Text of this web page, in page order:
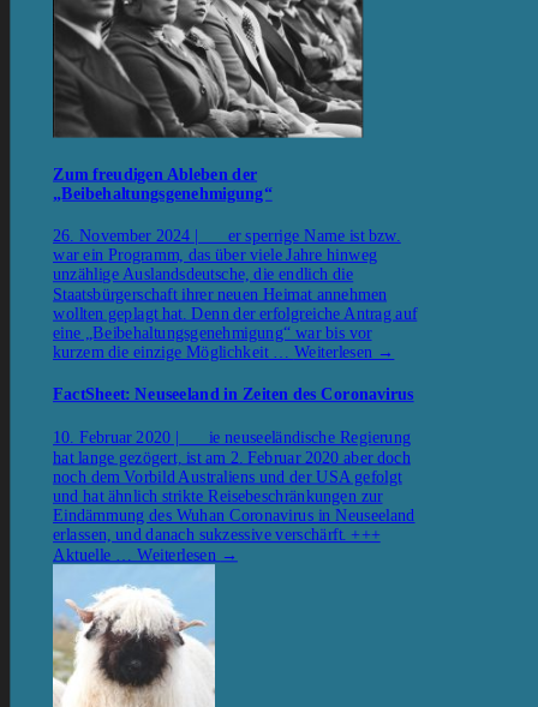
Zum freudigen Ableben der
„Beibehaltungsgenehmigung“
26. November 2024 | er sperrige Name ist bzw.
war ein Programm, das über viele Jahre hinweg
unzählige Auslandsdeutsche, die endlich die
Staatsbürgerschaft ihrer neuen Heimat annehmen
wollten geplagt hat. Denn der erfolgreiche Antrag auf
eine „Beibehaltungsgenehmigung“ war bis vor
kurzem die einzige Möglichkeit … Weiterlesen →
FactSheet: Neuseeland in Zeiten des Coronavirus
10. Februar 2020 | ie neuseeländische Regierung
hat lange gezögert, ist am 2. Februar 2020 aber doch
noch dem Vorbild Australiens und der USA gefolgt
und hat ähnlich strikte Reisebeschränkungen zur
Eindämmung des Wuhan Coronavirus in Neuseeland
erlassen, und danach sukzessive verschärft. +++
Aktuelle …Weiterlesen →